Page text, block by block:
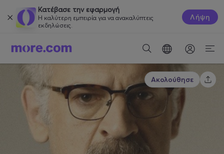
Κατέβασε την εφαρμογή
Η καλύτερη εμπειρία για να ανακαλύπτεις
εκδηλώσεις.
Λήψη
Ακολούθησε